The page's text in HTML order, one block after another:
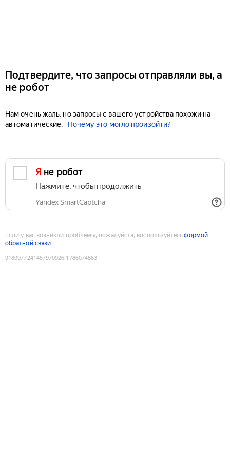
Подтвердите, что запросы отправляли вы, а
не робот
Нам очень жаль, но запросы с вашего устройства похожи на
автоматические.
Почему это могло произойти?
Я не робот
Нажмите, чтобы продолжить
Yandex SmartCaptcha
Если у вас возникли проблемы, пожалуйста, воспользуйтесьформой
обратной связи
9180977241457970926:1786074663